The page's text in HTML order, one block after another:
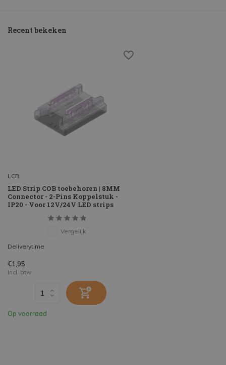
Recent bekeken
LCB
LED Strip COB toebehoren | 8MM
Connector - 2-Pins Koppelstuk -
IP20 - Voor 12V/24V LED strips
Vergelijk
Deliverytime
€1,95
Incl. btw
Op voorraad